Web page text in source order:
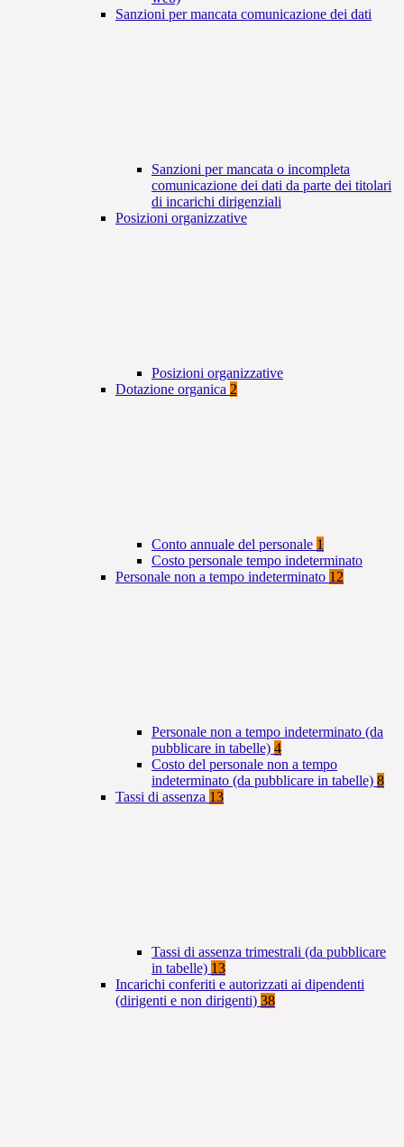
Sanzioni per mancata comunicazione dei dati
Sanzioni per mancata o incompleta
comunicazione dei dati da parte dei titolari
di incarichi dirigenziali
Posizioni organizzative
Posizioni organizzative
Dotazione organica 2
Conto annuale del personale 1
Costo personale tempo indeterminato
Personale non a tempo indeterminato 12
Personale non a tempo indeterminato (da
pubblicare in tabelle) 4
Costo del personale non a tempo
indeterminato (da pubblicare in tabelle) 8
Tassi di assenza 13
Tassi di assenza trimestrali (da pubblicare
in tabelle) 13
Incarichi conferiti e autorizzati ai dipendenti
(dirigenti e non dirigenti) 38